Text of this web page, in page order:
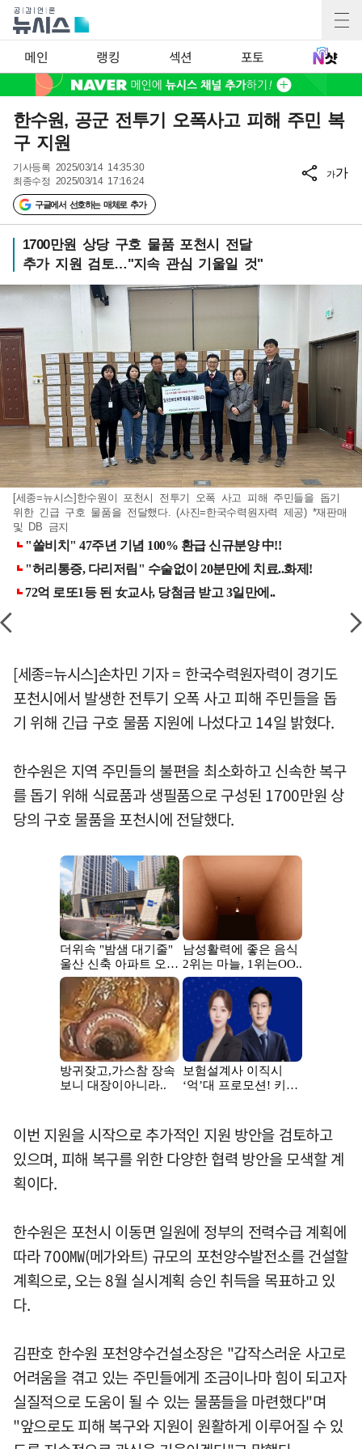
메인 랭킹 섹션 포토
한수원, 공군 전투기 오폭사고 피해 주민 복
구 지원
기사등록 2025/03/14 14:35:30
최종수정 2025/03/14 17:16:24
구글에서 선호하는 매체로 추가
가가
1700만원 상당 구호 물품 포천시 전달
추가 지원 검토…"지속 관심 기울일 것"
[세종=뉴시스]한수원이 포천시 전투기 오폭 사고 피해 주민들을 돕기
위한 긴급 구호 물품을 전달했다. (사진=한국수력원자력 제공) *재판매
및 DB 금지
[세종=뉴시스]손차민 기자 = 한국수력원자력이 경기도
포천시에서 발생한 전투기 오폭 사고 피해 주민들을 돕
기 위해 긴급 구호 물품 지원에 나섰다고 14일 밝혔다.
한수원은 지역 주민들의 불편을 최소화하고 신속한 복구
를 돕기 위해 식료품과 생필품으로 구성된 1700만원 상
당의 구호 물품을 포천시에 전달했다.
이번 지원을 시작으로 추가적인 지원 방안을 검토하고
있으며, 피해 복구를 위한 다양한 협력 방안을 모색할 계
획이다.
한수원은 포천시 이동면 일원에 정부의 전력수급 계획에
따라 700㎿(메가와트) 규모의 포천양수발전소를 건설할
계획으로, 오는 8월 실시계획 승인 취득을 목표하고 있
다.
김판호 한수원 포천양수건설소장은 "갑작스러운 사고로
어려움을 겪고 있는 주민들에게 조금이나마 힘이 되고자
실질적으로 도움이 될 수 있는 물품들을 마련했다"며
"앞으로도 피해 복구와 지원이 원활하게 이루어질 수 있